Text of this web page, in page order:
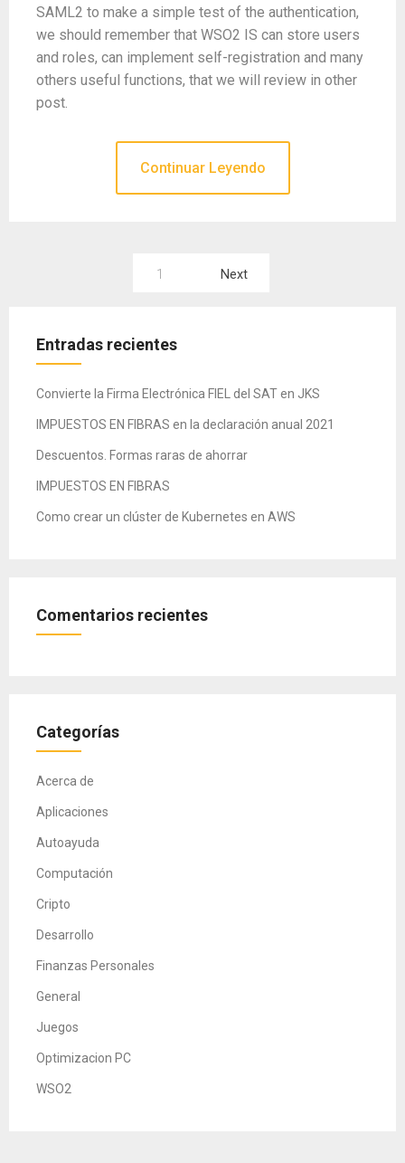
SAML2 to make a simple test of the authentication,
we should remember that WSO2 IS can store users
and roles, can implement self-registration and many
others useful functions, that we will review in other
post.
Continuar Leyendo
entradas
1 Next
Entradas recientes
Convierte la Firma Electrónica FIEL del SAT en JKS
IMPUESTOS EN FIBRAS en la declaración anual 2021
Descuentos. Formas raras de ahorrar
IMPUESTOS EN FIBRAS
Como crear un clúster de Kubernetes en AWS
Comentarios recientes
Categorías
Acerca de
Aplicaciones
Autoayuda
Computación
Cripto
Desarrollo
Finanzas Personales
General
Juegos
Optimizacion PC
WSO2